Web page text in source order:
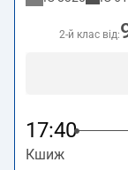
2-й клас від:
17:40
Кшиж